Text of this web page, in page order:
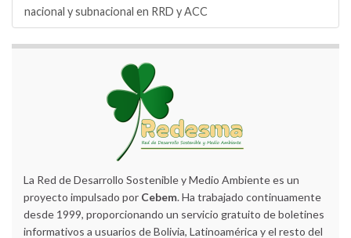
nacional y subnacional en RRD y ACC
La Red de Desarrollo Sostenible y Medio Ambiente es un
proyecto impulsado por Cebem. Ha trabajado continuamente
desde 1999, proporcionando un servicio gratuito de boletines
informativos a usuarios de Bolivia, Latinoamérica y el resto del